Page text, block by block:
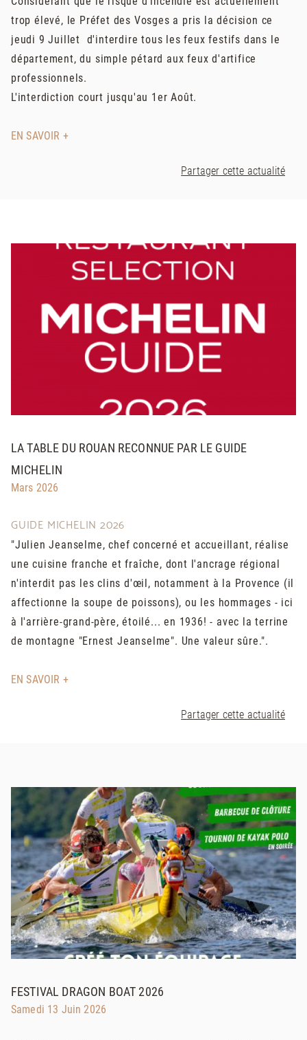
trop élevé, le Préfet des Vosges a pris la décision ce
jeudi 9 Juillet d'interdire tous les feux festifs dans le
département, du simple pétard aux feux d'artifice
professionnels.
L'interdiction court jusqu'au 1er Août.
EN SAVOIR +
Partager cette actualité
LA TABLE DU ROUAN RECONNUE PAR LE GUIDE
MICHELIN
Mars 2026
GUIDE MICHELIN 2026
"Julien Jeanselme, chef concerné et accueillant, réalise
une cuisine franche et fraîche, dont l'ancrage régional
n'interdit pas les clins d'œil, notamment à la Provence (il
affectionne la soupe de poissons), ou les hommages - ici
à l'arrière-grand-père, étoilé... en 1936! - avec la terrine
de montagne "Ernest Jeanselme". Une valeur sûre.".
EN SAVOIR +
Partager cette actualité
FESTIVAL DRAGON BOAT 2026
Samedi 13 Juin 2026